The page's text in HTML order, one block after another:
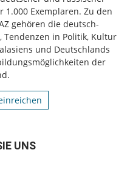
Exemplaren. Zu den
gehören die deutsch-
Tendenzen in Politik, Kultur
und Deutschlands
der
UNS